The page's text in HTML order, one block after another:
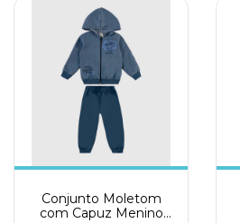
Conjunto Moletom
com Capuz Menino